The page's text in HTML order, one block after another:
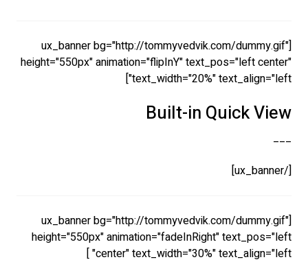
[ux_banner bg="http://tommyvedvik.com/dummy.gif"
height="550px" animation="flipInY" text_pos="left center"
text_width="20%" text_align="left"]
Built-in Quick View
___
[/ux_banner]
[ux_banner bg="http://tommyvedvik.com/dummy.gif"
height="550px" animation="fadeInRight" text_pos="left
center" text_width="30%" text_align="left" ]